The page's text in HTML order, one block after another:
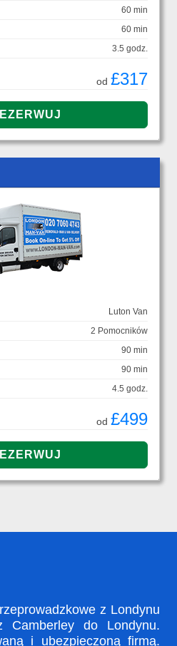
60 min
60 min
3.5 godz.
od £317
Luton Van
2 Pomocników
90 min
90 min
4.5 godz.
od £499
z Londynu
do Londynu.
i ubezpieczoną firmą.